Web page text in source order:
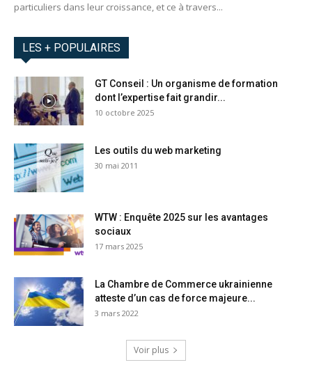
particuliers dans leur croissance, et ce à travers...
LES + POPULAIRES
GT Conseil : Un organisme de formation
dont l’expertise fait grandir...
10 octobre 2025
Les outils du web marketing
30 mai 2011
WTW : Enquête 2025 sur les avantages
sociaux
17 mars 2025
La Chambre de Commerce ukrainienne
atteste d’un cas de force majeure...
3 mars 2022
Voir plus